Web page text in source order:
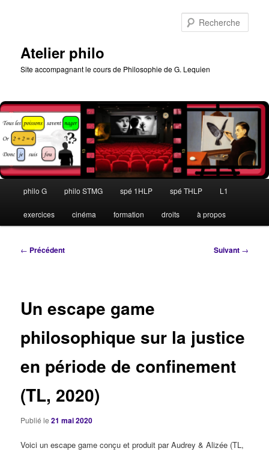
Atelier philo
Site accompagnant le cours de Philosophie de G. Lequien
principal
philo G philo STMG spé 1HLP spé THLP L1
exercices cinéma formation droits à propos
Navigation
← Précédent Suivant →
Un escape game
philosophique sur la justice
en période de confinement
(TL, 2020)
Publié le21 mai 2020
Voici un escape game conçu et produit par Audrey & Alizée (TL,